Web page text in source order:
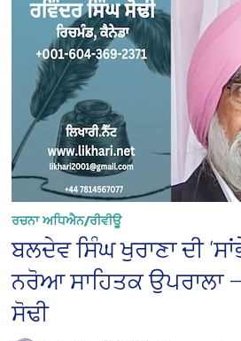
ਰਚਨਾ ਅਧਿਐਨ/ਰੀਵੀਊ
ਬਲਦੇਵ ਸਿੰਘ ਖੁਰਾਣਾ ਦੀ
ਨਰੋਆ ਸਾਹਿਤਕ ਉਪਰਾਲਾ
ਸੋਢੀ